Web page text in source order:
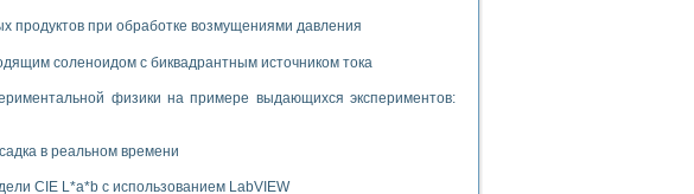
продуктов при обработке возмущениями давления
соленоидом с биквадрантным источником тока
физики на примере выдающихся экспериментов:
в реальном времени
CIE L*a*b с использованием LabVIEW